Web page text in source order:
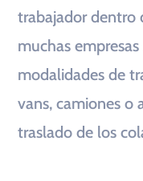
trabajador dentro
muchas
modalidades de
vans, camiones o
traslado de los